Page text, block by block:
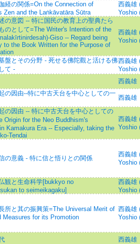
経の関係=On the Connection of
Zen and the Laṅkāvatāra Sūtra
西義雄
Yoshio
の意図 -- 特に国民の教育上の聖典たら
のとして=The Writer's Intention of the
Giso -- Regard being
to the Book Written for the Purpose of
西義雄
Yoshio
盤とその分野 - 死せる佛陀觀と活ける佛
て -
西義雄
Yoshio
西義雄
の因由--特に中古天台を中心としての一
西義雄
の因由 -- 特に中古天台を中心としての
Origin for the Neo Buddhism's
Kamakura Era -- Especially, taking the
Tendai
西義雄
Yoshio
の意義 - 特に信と悟りとの関係
西義雄
Yoshio
観と生命科学[bukkyo no
to seimeikagaku]
西義雄
Yoshio
所と其の振興策=The Universal Merit of
Measures for its Promotion
西義雄
Yoshio
西義雄